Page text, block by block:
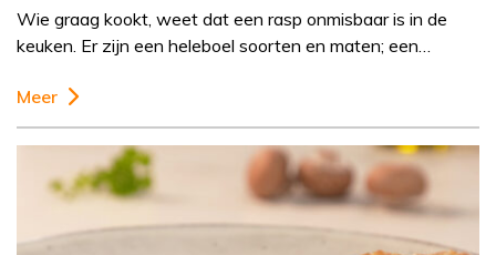
Wie graag kookt, weet dat een rasp onmisbaar is in de
keuken. Er zijn een heleboel soorten en maten; een…
Meer